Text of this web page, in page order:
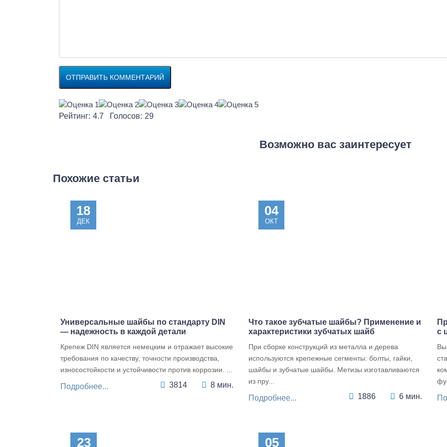
Рейтинг: 4.7 Голосов: 29
Возможно вас заинтересует
Похожие статьи
18
ДЕК
Универсальные шайбы по стандарту DIN
— надежность в каждой детали
Крепеж DIN является немецким и отражает высокие
требования по качеству, точности производства,
износостойкости и устойчивости против коррозии. ...
Подробнее... 3814 8 мин.
04
ОКТ
Что такое зубчатые шайбы? Применение и
характеристики зубчатых шайб
При сборке конструкций из металла и дерева
используются крепежные сегменты: болты, гайки,
шайбы и зубчатые шайбы. Метизы изготавливаются
из пру...
Подробнее... 1886 6 мин.
с
23 05